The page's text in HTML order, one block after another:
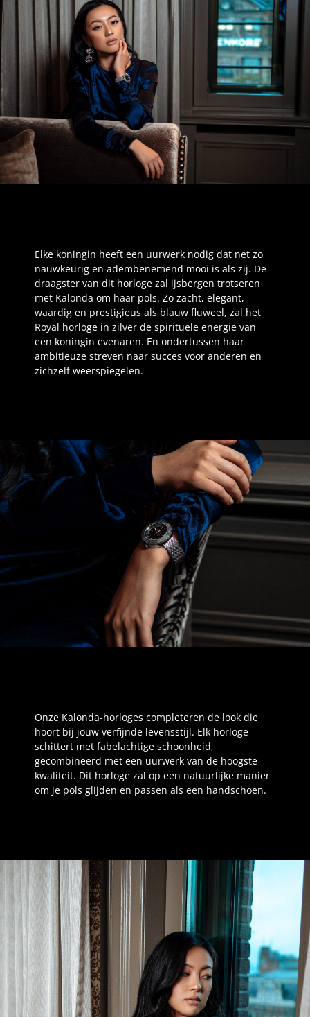
Elke koningin heeft een uurwerk nodig dat net zo
nauwkeurig en adembenemend mooi is als zij. De
draagster van dit horloge zal ijsbergen trotseren
met Kalonda om haar pols. Zo zacht, elegant,
waardig en prestigieus als blauw fluweel, zal het
Royal horloge in zilver de spirituele energie van
een koningin evenaren. En ondertussen haar
ambitieuze streven naar succes voor anderen en
zichzelf weerspiegelen.
Onze Kalonda-horloges completeren de look die
hoort bij jouw verfijnde levensstijl. Elk horloge
schittert met fabelachtige schoonheid,
gecombineerd met een uurwerk van de hoogste
kwaliteit. Dit horloge zal op een natuurlijke manier
om je pols glijden en passen als een handschoen.